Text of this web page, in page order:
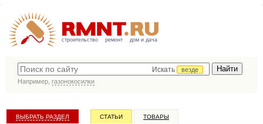
строительство ремонт дом и дача
Искать
везде
Например, газонокосилки
ВЫБРАТЬ РАЗДЕЛ СТАТЬИ ТОВАРЫ